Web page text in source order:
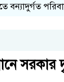
পরিবারের
সরকার